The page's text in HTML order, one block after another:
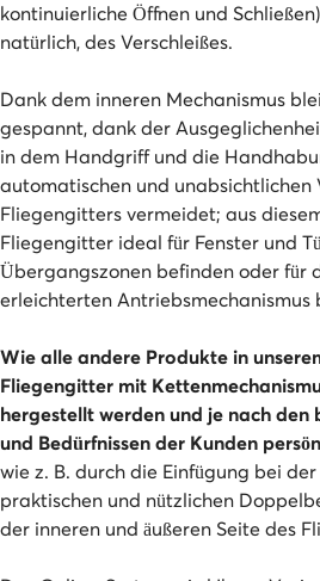
kontinuierliche Öffnen und
natürlich, des Verschleißes.
Dank dem inneren Mechanismus
gespannt, dank der
in dem Handgriff und die
automatischen und unabsichtlichen
Fliegengitters vermeidet; aus
Fliegengitter ideal für Fenster und
Übergangszonen befinden oder für
erleichterten Antriebsmechanismus
Wie alle andere Produkte in
Fliegengitter mit
hergestellt werden und je nach den
und Bedürfnissen der Kunden
wie z. B. durch die Einfügung bei
praktischen und nützlichen
der inneren und äußeren Seite des